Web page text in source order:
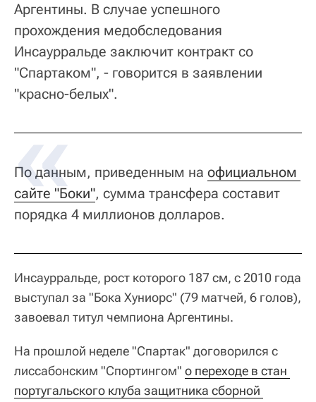
Аргентины. В случае успешного
прохождения медобследования
Инсаурральде заключит контракт со
"Спартаком", - говорится в заявлении
"красно-белых".
По данным, приведенным на официальном
сайте "Боки", сумма трансфера составит
порядка 4 миллионов долларов.
Инсаурральде, рост которого 187 см, с 2010 года
выступал за "Бока Хуниорс" (79 матчей, 6 голов),
завоевал титул чемпиона Аргентины.
На прошлой неделе "Спартак" договорился с
лиссабонским "Спортингом" о переходе в стан
португальского клуба защитника сборной